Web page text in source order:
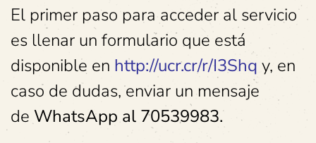
El primer paso para acceder al servicio
es llenar un formulario que está
disponible en http://ucr.cr/r/I3Shq y, en
caso de dudas, enviar un mensaje
de WhatsApp al 70539983.